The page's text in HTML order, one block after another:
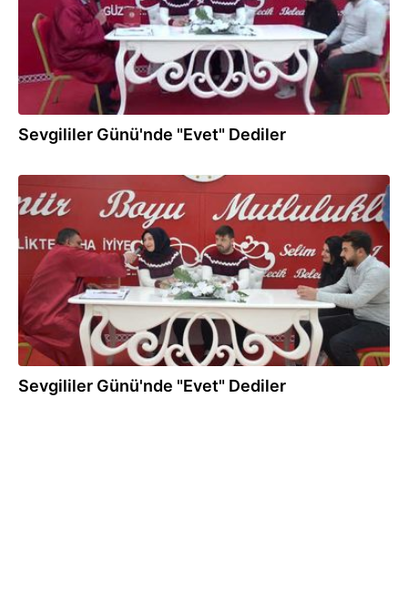
Sevgililer Günü'nde "Evet" Dediler
14.02.2018
Sevgililer Günü'nde "Evet" Dediler